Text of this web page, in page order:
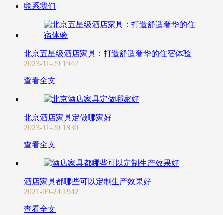
联系我们
北京五星级酒店家具：打造舒适奢华的住宿体验
2023-11-29 1942
查看全文
北京酒店家具定做哪家好
2023-11-20 1830
查看全文
酒店家具都哪些可以定制生产效果好
2021-09-24 1942
查看全文